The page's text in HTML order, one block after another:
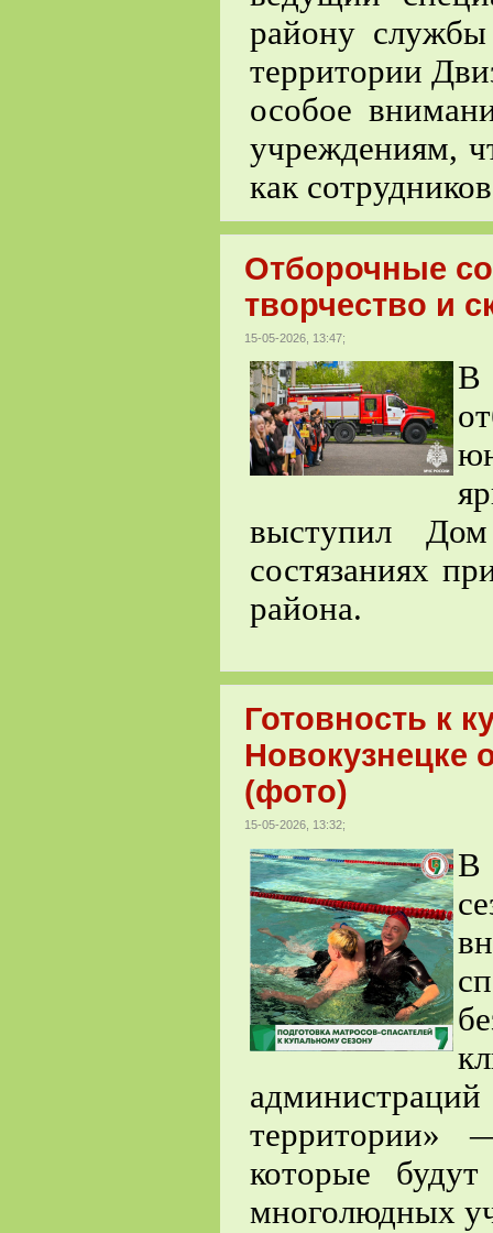
району
территории
особое
учреждениям,
как
Отборочные
творчество и
15-05-2026, 13:47;
В
выступил
состязаниях
района.
Готовность к
Новокузнецке
(фото)
15-05-2026, 13:32;
В
территории»
которые
многолюдных